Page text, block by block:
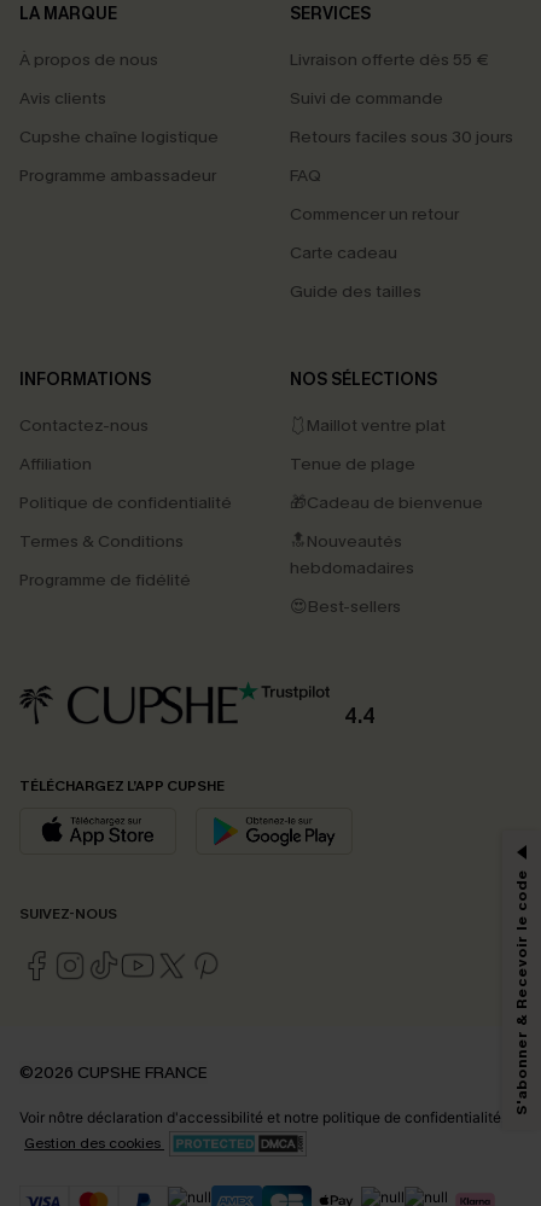
LA MARQUE
À propos de nous
Avis clients
Cupshe chaîne logistique
Programme ambassadeur
SERVICES
Livraison offerte dès 55 €
Suivi de commande
Retours faciles sous 30 jours
FAQ
Commencer un retour
Carte cadeau
Guide des tailles
INFORMATIONS
Contactez-nous
Affiliation
Politique de confidentialité
Termes & Conditions
Programme de fidélité
NOS SÉLECTIONS
🩱Maillot ventre plat
Tenue de plage
🎁Cadeau de bienvenue
🔝Nouveautés
hebdomadaires
😍Best-sellers
4.4
TÉLÉCHARGEZ L’APP CUPSHE
SUIVEZ-NOUS
©2026 CUPSHE FRANCE
Voir nôtre déclaration d'accessibilité et notre politique de confidentialité.
Gestion des cookies
PROFITEZ DE -15%
-15% dès 2 Achetés par E-mail
En soumettant votre adresse e-mail, vous acceptez de recevoir des e-mails
marketing (y compris du contenu généré par l'IA) de Cupshe et
personnaliser nos contenus et nos offres, et de vous recommander des
Politique de
confidentialité. Vous pouvez vous désabonner à tout moment.
S'abonner & Recevoir le code